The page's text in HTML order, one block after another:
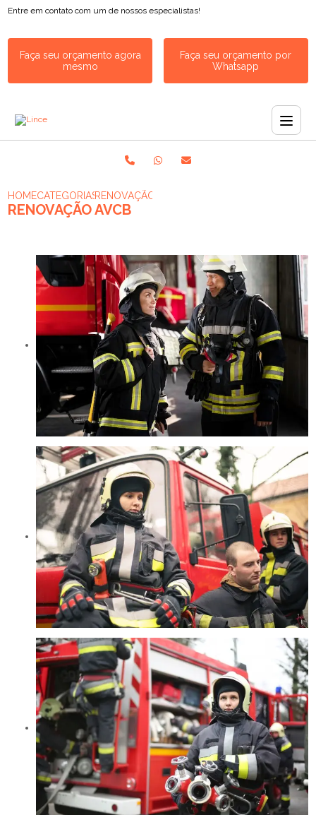
Entre em contato com um de nossos especialistas!
Faça seu orçamento agora
mesmo
Faça seu orçamento por
Whatsapp
HOMECATEGORIASRENOVAÇÃO AVCB
RENOVAÇÃO AVCB